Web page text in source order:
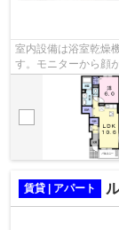
室内設備は浴室乾燥
す。モニターから顔
クス・クロゼットな
賃貸 | アパート